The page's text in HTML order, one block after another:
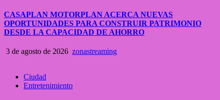
CASAPLAN MOTORPLAN ACERCA NUEVAS
OPORTUNIDADES PARA CONSTRUIR PATRIMONIO
DESDE LA CAPACIDAD DE AHORRO
3 de agosto de 2026 zonastreaming
Ciudad
Entretenimiento